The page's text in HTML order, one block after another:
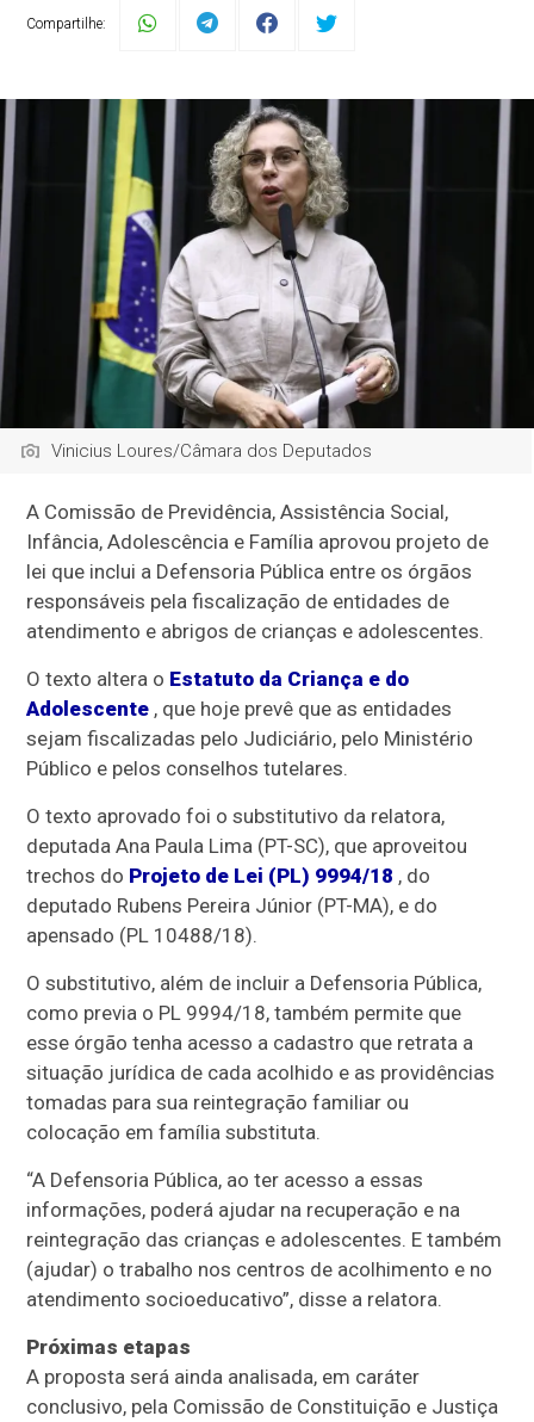
Compartilhe:
Vinicius Loures/Câmara dos Deputados
A Comissão de Previdência, Assistência Social,
Infância, Adolescência e Família aprovou projeto de
lei que inclui a Defensoria Pública entre os órgãos
responsáveis pela fiscalização de entidades de
atendimento e abrigos de crianças e adolescentes.
O texto altera o Estatuto da Criança e do
Adolescente , que hoje prevê que as entidades
sejam fiscalizadas pelo Judiciário, pelo Ministério
Público e pelos conselhos tutelares.
O texto aprovado foi osubstitutivo da relatora,
deputada Ana Paula Lima (PT-SC), que aproveitou
trechos do Projeto de Lei (PL) 9994/18 , do
deputado Rubens Pereira Júnior (PT-MA), e do
apensado (PL 10488/18).
O substitutivo, além de incluir a Defensoria Pública,
como previa o PL 9994/18, também permite que
esse órgão tenha acesso a cadastro que retrata a
situação jurídica de cada acolhido e as providências
tomadas para sua reintegração familiar ou
colocação em família substituta.
“A Defensoria Pública, ao ter acesso a essas
informações, poderá ajudar na recuperação e na
reintegração das crianças e adolescentes. E também
(ajudar) o trabalho nos centros de acolhimento e no
atendimento socioeducativo”, disse a relatora.
Próximas etapas
A proposta será ainda analisada, em caráter
conclusivo, pela Comissão de Constituição e Justiça